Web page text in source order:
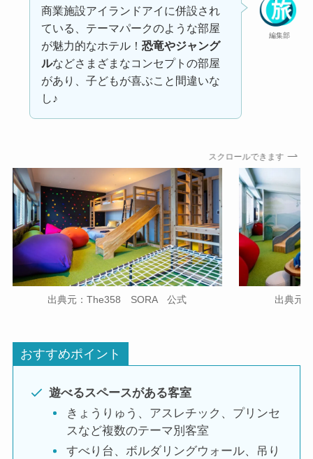
編集部
商業施設アイランドアイに併設され
ている、テーマパークのような部屋
が魅力的なホテル！恐竜やジャング
ルなどさまざまなコンセプトの部屋
があり、子どもが喜ぶこと間違いな
し♪
スクロールできます
出典元：The358 SORA 公式 出典元
おすすめポイント
遊べるスペースがある客室
きょうりゅう、アスレチック、プリンセ
スなど複数のテーマ別客室
すべり台、ボルダリングウォール、吊り